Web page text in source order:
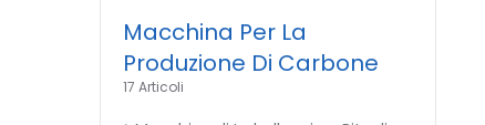
Macchina Per La
Produzione Di Carbone
17 Articoli